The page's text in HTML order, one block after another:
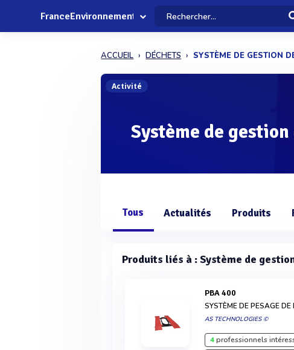
FranceEnvironnement
ACCUEIL DÉCHETS SYSTÈME DE GESTION
Activité
Système de
Tous Actualités Produits
Produits liés à : Système de
PBA 400
SYSTÈME DE PESAGE DE
AS TECHNOLOGIES ©
4professionnels